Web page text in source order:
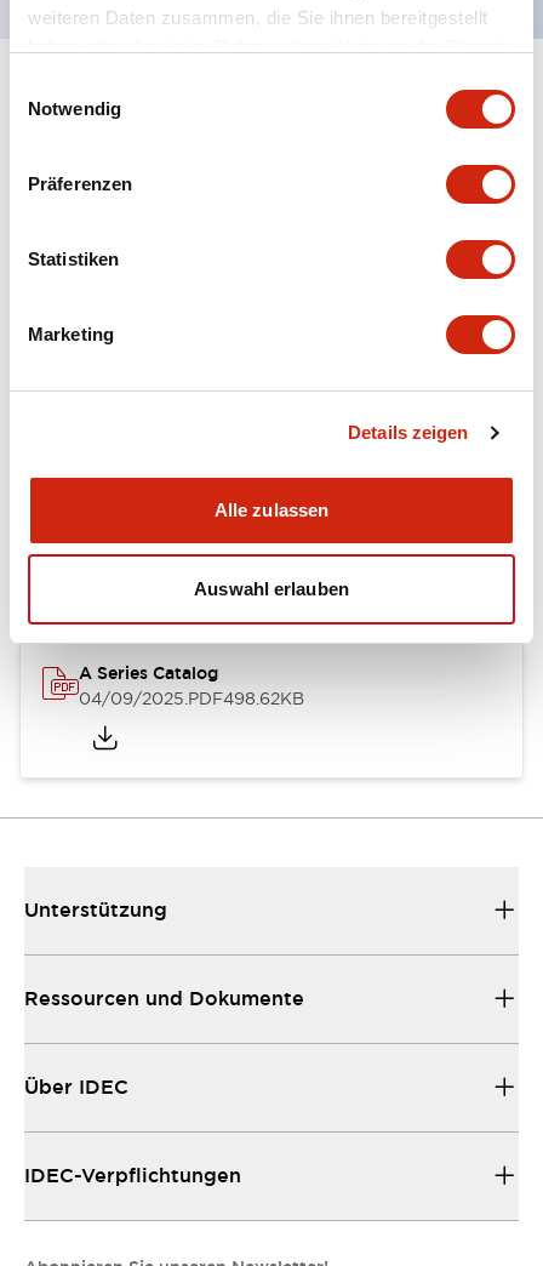
weiteren Daten zusammen, die Sie ihnen bereitgestellt
Notwendig
Präferenzen
Statistiken
Marketing
Details zeigen
Alle zulassen
Auswahl erlauben
Spezifikationen Alle erweitern+
Mounting and Installation Specifications
Dokumente und Dateien
A Series Catalog
04/09/2025.PDF498.62KB
Unterstützung
Ressourcen und Dokumente
Über IDEC
IDEC-Verpflichtungen